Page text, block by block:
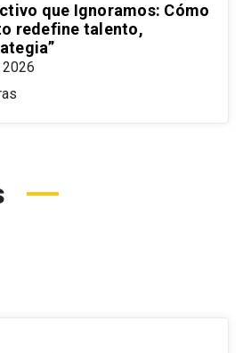
que Ignoramos: Cómo
redefine talento,